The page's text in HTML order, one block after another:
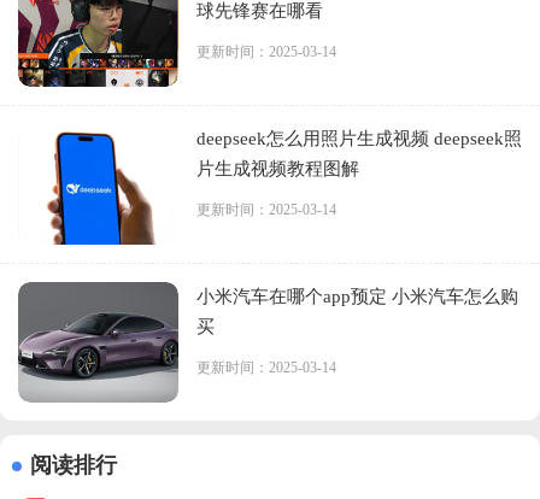
球先锋赛在哪看
更新时间：2025-03-14
deepseek怎么用照片生成视频 deepseek照
片生成视频教程图解
更新时间：2025-03-14
小米汽车在哪个app预定 小米汽车怎么购
买
更新时间：2025-03-14
阅读排行